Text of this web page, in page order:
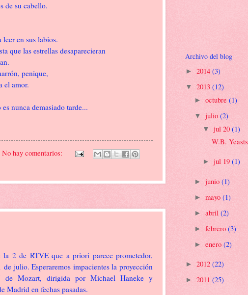
de su cabello.
leer en sus labios.
que las estrellas desaparecieran
penique,
el amor.
nunca demasiado tarde...
No hay comentarios:
2 de RTVE que a priori parece prometedor,
julio. Esperaremos impacientes la proyección
Mozart, dirigida por Michael Haneke y
Madrid en fechas pasadas.
Archivo del blog
► 2014 (3)
▼ 2013 (12)
► octubre (1)
▼ julio (2)
▼jul 20(1)
W.B. Yeasts
►jul 19(1)
► junio (1)
► mayo (1)
► abril (2)
► febrero (3)
► enero (2)
► 2012 (22)
► 2011 (25)